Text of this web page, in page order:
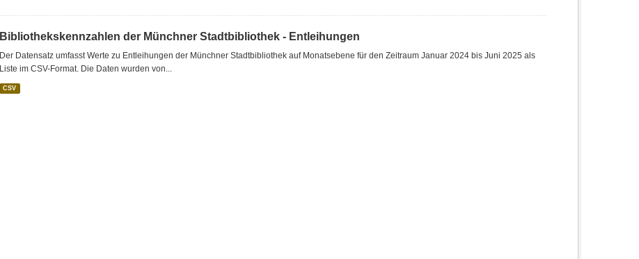
Bibliothekskennzahlen der Münchner Stadtbibliothek - Entleihungen
Der Datensatz umfasst Werte zu Entleihungen der Münchner Stadtbibliothek auf Monatsebene für den Zeitraum Januar 2024 bis Juni 2025 als
Liste im CSV-Format. Die Daten wurden von...
CSV